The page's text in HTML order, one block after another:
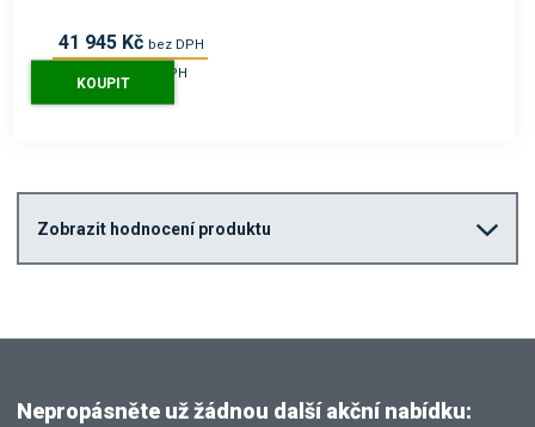
41 945 Kč bez DPH
s DPH
KOUPIT
Zobrazit hodnocení produktu
Nepropásněte už žádnou další akční nabídku: